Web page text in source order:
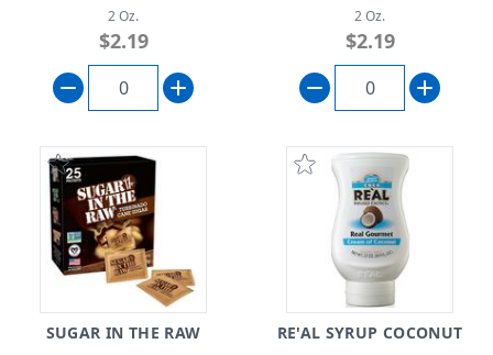
2 Oz.
$2.19
2 Oz.
$2.19
SUGAR IN THE RAW RE'AL SYRUP COCONUT